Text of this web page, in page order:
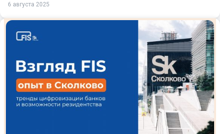
6 августа 2025